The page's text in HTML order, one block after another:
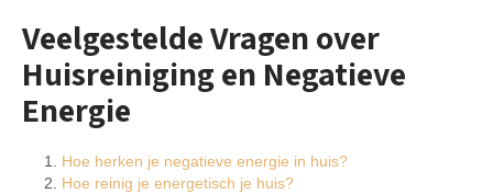
Veelgestelde Vragen over
Huisreiniging en Negatieve
Energie
Hoe herken je negatieve energie in huis?
Hoe reinig je energetisch je huis?